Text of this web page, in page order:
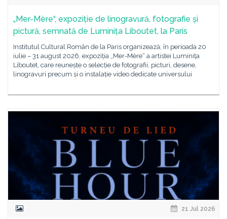
„Mer-Mère“, expoziție de linogravură, fotografie și
pictură, semnată de Luminița Liboutet, la Paris
Institutul Cultural Român de la Paris organizează, în perioada 20
iulie – 31 august 2026, expoziția „Mer-Mère“ a artistei Luminița
Liboutet, care reunește o selecție de fotografii, picturi, desene,
linogravuri precum și o instalație video dedicate universului
21 Jul 2026